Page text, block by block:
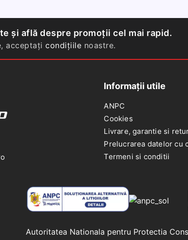
portiera
partea
stanga
VW
oglinzi
electrice
Renault
și află despre promoții cel mai rapid.
acceptați condițiile noastre.
Informații utile
ANPC
Cookies
Livrare, garantie si
Prelucrarea datelor cu
Termeni si conditii
Autoritatea Nationala pentru Protectia